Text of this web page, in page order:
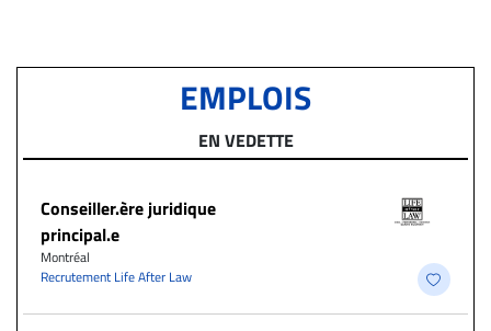
EMPLOIS
EN VEDETTE
Conseiller.ère juridique
principal.e
Montréal
Recrutement Life After Law